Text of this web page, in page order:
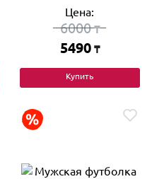
Цена:
6000₸
5490 ₸
Купить